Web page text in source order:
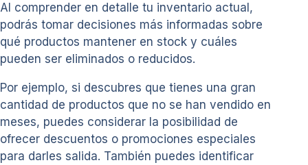
Al comprender en detalle tu inventario actual,
podrás tomar decisiones más informadas sobre
qué productos mantener en stock y cuáles
pueden ser eliminados o reducidos.
Por ejemplo, si descubres que tienes una gran
cantidad de productos que no se han vendido en
meses, puedes considerar la posibilidad de
ofrecer descuentos o promociones especiales
para darles salida. También puedes identificar